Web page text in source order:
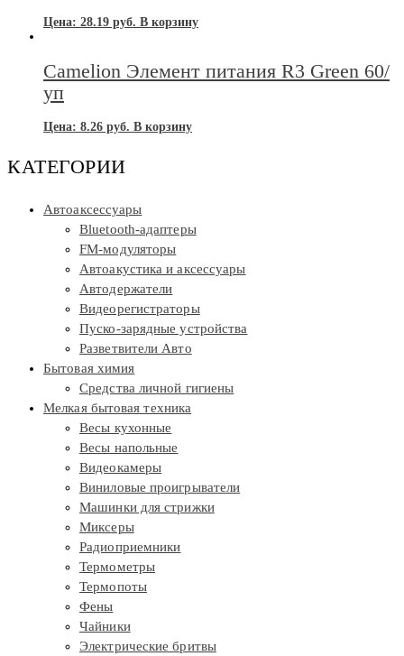
Цена: 28.19 руб. В корзину
Camelion Элемент питания R3 Green 60/
уп
Цена: 8.26 руб. В корзину
КАТЕГОРИИ
Автоаксессуары
Bluetooth-адаптеры
FM-модуляторы
Автоакустика и аксессуары
Автодержатели
Видеорегистраторы
Пуско-зарядные устройства
Разветвители Авто
Бытовая химия
Средства личной гигиены
Мелкая бытовая техника
Весы кухонные
Весы напольные
Видеокамеры
Виниловые проигрыватели
Машинки для стрижки
Миксеры
Радиоприемники
Термометры
Термопоты
Фены
Чайники
Электрические бритвы